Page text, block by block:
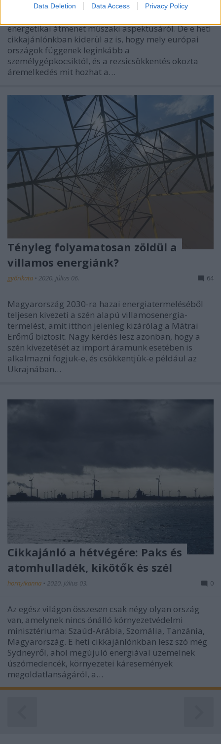
Data Deletion Data Access Privacy Policy
Olvashatsz az dél-amerikai atomhulladék
energetikai átmenet műszaki aspektusáról. De e heti
cikkajánlónkban kiderül az is, hogy mely európai
országok függenek leginkább a
személygépkocsiktól, és a rezsicsökkentés okozta
áremelkedés mit hozhat a…
Tényleg folyamatosan zöldül a
villamos energiánk?
győrikata • 2020. július 06. 64
Magyarország 2030-ra hazai energiatermeléséből
teljesen kivezeti a szén alapú villamosenergia-
termelést, amit itthon jelenleg kizárólag a Mátrai
Erőmű biztosít. Nagy kérdés lesz azonban, hogy a
szén kivezetését az import áramunk esetében is
alkalmazni fogjuk-e, és csökkentjük-e például az
Ukrajnában…
Cikkajánló a hétvégére: Paks és
atomhulladék, kikötők és szél
hornyikanna • 2020. július 03. 0
Az egész világon összesen csak négy olyan ország
van, amelynek nincs önálló környezetvédelmi
minisztériuma: Szaúd-Arábia, Szomália, Tanzánia,
Magyarország. E heti cikkajánlónkban lesz szó még
Sydneyről, ahol megújuló energiával üzemelnek
úszómedencék, környezetei káresemények
megoldatlanságáról, a…